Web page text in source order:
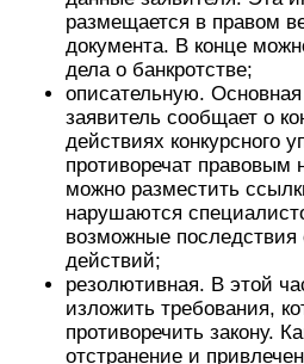
размещается в правом
документа. В конце
дела о банкротстве;
описательную. Основная
заявитель сообщает о
действиях конкурсного
противоречат правовым
можно разместить
нарушаются
возможные последствия
действий;
резолютивная. В этой
изложить требования,
противоречить закону.
отстранение и